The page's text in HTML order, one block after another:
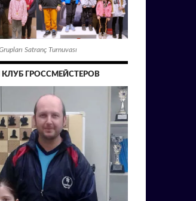
Satranç Turnuvası
ГРОССМЕЙСТЕРОВ